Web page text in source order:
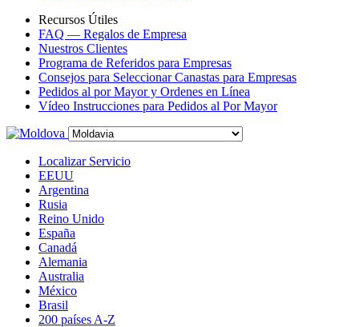
Recursos Útiles
FAQ — Regalos de Empresa
Nuestros Clientes
Programa de Referidos para Empresas
Consejos para Seleccionar Canastas para Empresas
Pedidos al por Mayor y Ordenes en Línea
Vídeo Instrucciones para Pedidos al Por Mayor
Localizar Servicio
EEUU
Argentina
Rusia
Reino Unido
España
Canadá
Alemania
Australia
México
Brasil
200 países A-Z